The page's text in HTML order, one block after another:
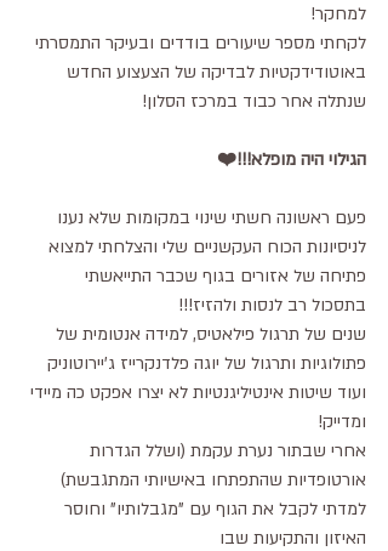
למחקר!
לקחתי מספר שיעורים בודדים ובעיקר התמסרתי
באוטודידקטיות לבדיקה של הצעצוע החדש
שנתלה אחר כבוד במרכז הסלון!
הגילוי היה מופלא!!!❤️
פעם ראשונה חשתי שינוי במקומות שלא נענו
לניסיונות הכוח העקשניים שלי והצלחתי למצוא
פתיחה של אזורים בגוף שכבר התייאשתי
בתסכול רב לנסות ולהזיז!!!
שנים של תרגול פילאטיס, למידה אנטומית של
פתולוגיות ותרגול של יוגה פלדנקרייז ג'יירוטוניק
ועוד שיטות אינטיליגנטיות לא יצרו אפקט כה מיידי
ומדייק!
אחרי שבתור נערת עקמת (ושלל הגדרות
אורטופדיות שהתפתחו באישיותי המתגבשת)
למדתי לקבל את הגוף עם "מגבלותיו" וחוסר
האיזון והתקיעות שבו